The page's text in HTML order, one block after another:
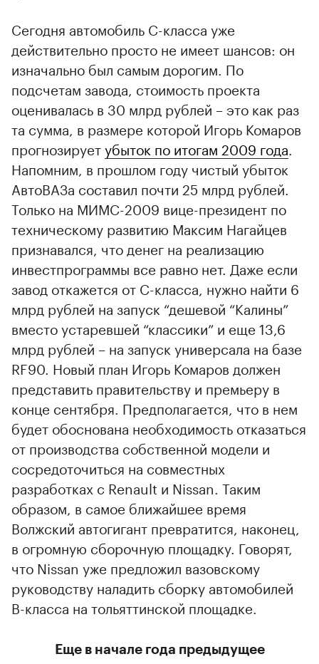
Сегодня автомобиль С-класса уже
действительно просто не имеет шансов: он
изначально был самым дорогим. По
подсчетам завода, стоимость проекта
оценивалась в 30 млрд рублей – это как раз
та сумма, в размере которой Игорь Комаров
прогнозируетубыток по итогам 2009 года
Напомним, в прошлом году чистый убыток
АвтоВАЗа составил почти 25 млрд рублей.
Только на МИМС-2009 вице-президент по
техническому развитию Максим Нагайцев
признавался, что денег на реализацию
инвестпрограммы все равно нет. Даже если
завод откажется от С-класса, нужно найти 6
млрд рублей на запуск “дешевой “Калины”
вместо устаревшей “классики” и еще 13,6
млрд рублей – на запуск универсала на базе
RF90. Новый план Игорь Комаров должен
представить правительству и премьеру в
конце сентября. Предполагается, что в нем
будет обоснована необходимость отказаться
от производства собственной модели и
сосредоточиться на совместных
разработках с Renault и Nissan. Таким
образом, в самое ближайшее время
Волжский автогигант превратится, наконец,
в огромную сборочную площадку. Говорят,
что Nissan уже предложил вазовскому
руководству наладить сборку автомобилей
B-класса на тольяттинской площадке.
Еще в начале года предыдущее